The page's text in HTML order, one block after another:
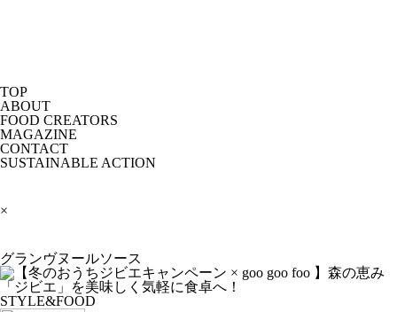
TOP
ABOUT
FOOD CREATORS
MAGAZINE
CONTACT
SUSTAINABLE ACTION
×
グランヴヌールソース
STYLE&FOOD